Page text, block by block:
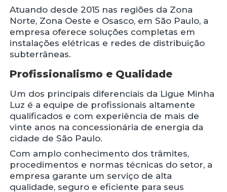
Atuando desde 2015 nas regiões da Zona
Norte, Zona Oeste e Osasco, em São Paulo, a
empresa oferece soluções completas em
instalações elétricas e redes de distribuição
subterrâneas.
Profissionalismo e Qualidade
Um dos principais diferenciais da Ligue Minha
Luz é a equipe de profissionais altamente
qualificados e com experiência de mais de
vinte anos na concessionária de energia da
cidade de São Paulo.
Com amplo conhecimento dos trâmites,
procedimentos e normas técnicas do setor, a
empresa garante um serviço de alta
qualidade, seguro e eficiente para seus